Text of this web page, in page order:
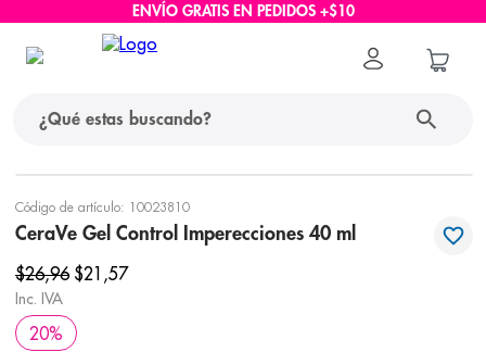
ENVÍO GRATIS EN PEDIDOS +$10
Código de artículo: 10023810
CeraVe Gel Control Imperecciones 40 ml
$26,96 $21 ,57
Inc. IVA
20%
1 . protector solar
2. pañales
3. eucerin